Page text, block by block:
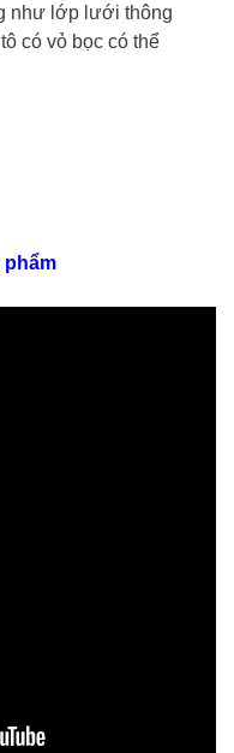
như lớp lưới thông
có vỏ bọc có thể
phẩm